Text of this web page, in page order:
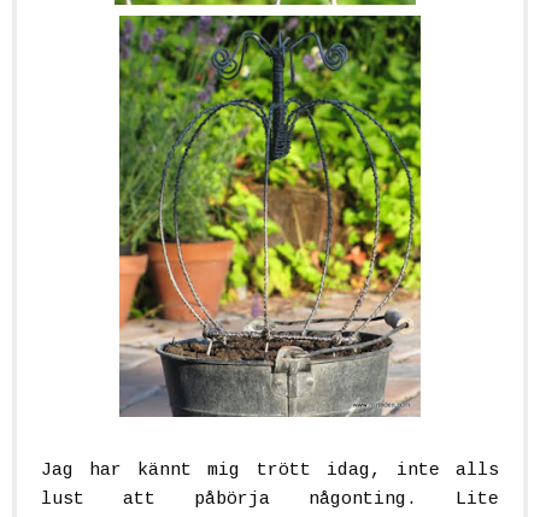
Jag har kännt mig trött idag, inte alls
lust att påbörja någonting. Lite